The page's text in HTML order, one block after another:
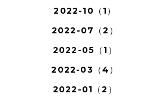
2022-10（1）
2022-07（2）
2022-05（1）
2022-03（4）
2022-01（2）